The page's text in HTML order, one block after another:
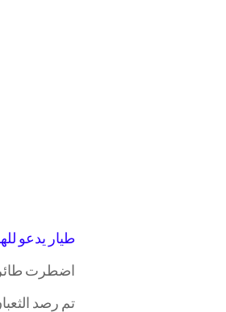
طيار يدعو
اضطرت